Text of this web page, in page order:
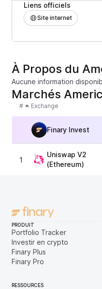
Liens officiels
Site internet
À Propos du
Aucune information
Marchés
# Exchange
Finary Invest
1
Uniswap V2
(Ethereum)
PRODUIT
Portfolio Tracker
Investir en crypto
Finary Plus
Finary Pro
RESSOURCES